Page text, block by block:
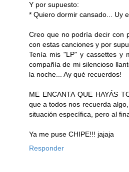
Y por supuesto:
* Quiero dormir cansado... Uy
Creo que no podría decir con
con estas canciones y por
Tenía mis "LP" y cassettes y
compañía de mi silencioso
la noche... Ay qué recuerdos!
ME ENCANTA QUE HAYÁS
que a todos nos recuerda
situación específica, pero al
Ya me puse CHIPE!!! jajaja
Responder